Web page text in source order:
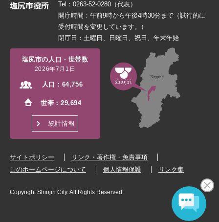
Tel：0263-52-0280（代表）
開庁時間：午前9時から午後4時30分まで（試行的に
受付時間を変更しています。）
閉庁日：土曜日、日曜日、祝日、年末年始
塩尻市の人口・世帯数
2026年7月1日
人口： 64,756
世帯：29,694
統計情報
サイトポリシー
リンク・著作権・免責事項
このホームページについて
個人情報保護 リンク集
Copyright Shiojiri City. All Rights Reserved.